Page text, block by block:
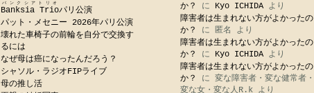
Banksia Trio
バンクシアトリオ
パリ公演
パット・メセニー 2026年パリ公演
壊れた車椅子の前輪を自分で交換す
るには
なぜ母は癌になったんだろう？
シャソル・ラジオFIPライブ
母の推し活
か？
に Kyo ICHIDAより
障害者は生まれない方がよかったの
か？
に 匿名
より
障害者は生まれない方がよかったの
か？
に Kyo ICHIDAより
障害者は生まれない方がよかったの
か？
に 変な障害者・変な健常者・
変な女・変な人R.kより